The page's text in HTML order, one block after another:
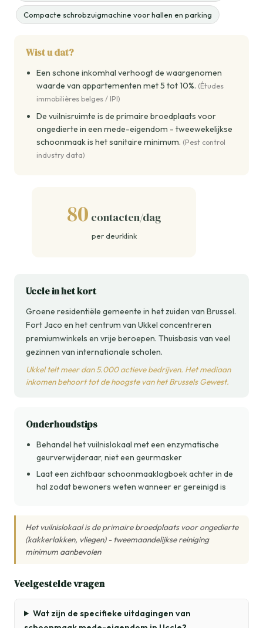
Compacte schrobzuigmachine voor hallen en parking
Wist u dat?
Een schone inkomhal verhoogt de waargenomen
waarde van appartementen met 5 tot 10%. (Études
immobilières belges / IPI)
De vuilnisruimte is de primaire broedplaats voor
ongedierte in een mede-eigendom - tweewekelijkse
schoonmaak is het sanitaire minimum. (Pest control
industry data)
80 contacten/dag
per deurklink
Uccle in het kort
Groene residentiële gemeente in het zuiden van Brussel.
Fort Jaco en het centrum van Ukkel concentreren
premiumwinkels en vrije beroepen. Thuisbasis van veel
gezinnen van internationale scholen.
Ukkel telt meer dan 5.000 actieve bedrijven. Het mediaan
inkomen behoort tot de hoogste van het Brussels Gewest.
Onderhoudstips
Behandel het vuilnislokaal met een enzymatische
geurverwijderaar, niet een geurmasker
Laat een zichtbaar schoonmaaklogboek achter in de
hal zodat bewoners weten wanneer er gereinigd is
Het vuilnislokaal is de primaire broedplaats voor ongedierte
(kakkerlakken, vliegen) - tweemaandelijkse reiniging
minimum aanbevolen
Veelgestelde vragen
Wat zijn de specifieke uitdagingen van